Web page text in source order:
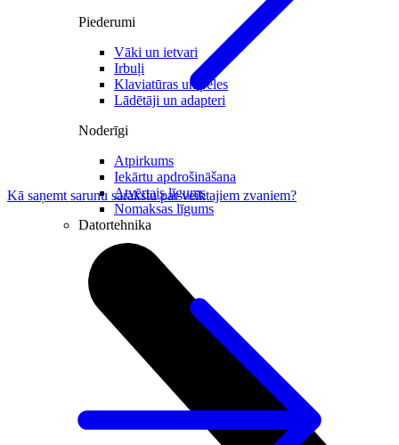
Piederumi
Vāki un ietvari
Irbuļi
Klaviatūras un peles
Lādētāji un adapteri
Noderīgi
Atpirkums
Iekārtu apdrošināšana
Atvērtais līgums
Nomaksas līgums
Datortehnika
Kā saņemt sarunu sarakstu par veiktajiem zvaniem?